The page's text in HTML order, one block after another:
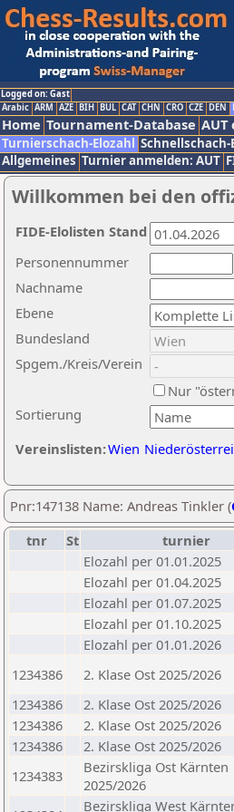
Logged on: Gast
Arabic ARM AZE BIH BUL CAT CHN CRO CZE DEN
Home Tournament-Database
Turnierschach-Elozahl Schnellschach-
Allgemeines Turnier anmelden: AUT
Willkommen bei den
Nachname
Ebene
Sortierung
Personennummer
Bundesland
Spgem./Kreis/Verein
Nur
Vereinslisten:Wien
FIDE-Elolisten Stand
Pnr:147138 Name: Andreas Tinkler (
tnr
St turnier
Elozahl per 01.01.2025
Elozahl per 01.04.2025
Elozahl per 01.07.2025
Elozahl per 01.10.2025
Elozahl per 01.01.2026
1234386
2. Klase Ost 2025/2026
1234386
2. Klase Ost 2025/2026
1234386
2. Klase Ost 2025/2026
1234386
2. Klase Ost 2025/2026
1234383
Bezirskliga Ost Kärnten
2025/2026
Bezirskliga West